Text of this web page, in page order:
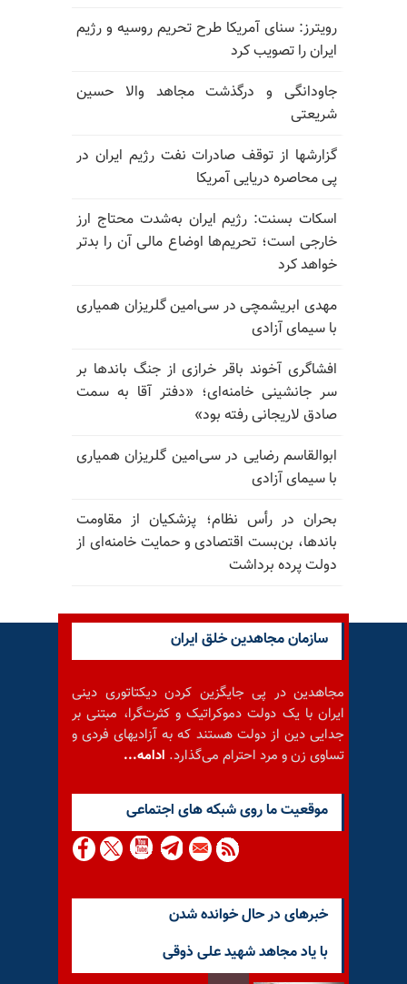
رویترز: سنای آمریکا طرح تحریم روسیه و رژیم
ایران را تصویب کرد
جاودانگی و درگذشت مجاهد والا حسین
شریعتی
گزارشها از توقف صادرات نفت رژیم ایران در
پی محاصره دریایی آمریکا
اسکات بسنت: رژیم ایران به‌شدت محتاج ارز
خارجی است؛ تحریم‌ها اوضاع مالی آن را بدتر
خواهد کرد
مهدی ابریشمچی در سی‌امین گلریزان همیاری
با سیمای آزادی
افشاگری آخوند باقر خرازی از جنگ باندها بر
سر جانشینی خامنه‌ای؛ «دفتر آقا به سمت
صادق لاریجانی رفته بود»
ابوالقاسم رضایی در سی‌امین گلریزان همیاری
با سیمای آزادی
بحران در رأس نظام؛ پزشکیان از مقاومت
باندها، بن‌بست اقتصادی و حمایت خامنه‌ای از
دولت پرده برداشت
سازمان مجاهدین خلق ایران
مجاهدین در پی جایگزین کردن دیکتاتوری دینی
ایران با یک دولت دموکراتیک و کثرت‌گرا، مبتنی بر
جدایی دین از دولت هستند که به آزادیهای فردی و
تساوی زن و مرد احترام می‌گذارد. ادامه...
موقعيت ما روى شبكه هاى اجتماعى
خبرهای در حال خوانده شدن
با یاد مجاهد شهید علی ذوقی